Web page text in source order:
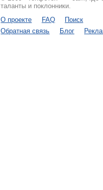
таланты и поклонники.
О проекте
FAQ
Поиск
Обратная связь
Блог